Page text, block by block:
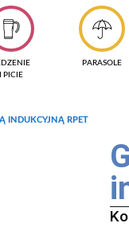
I PICIE
PARASOLE
INDUKCYJNĄ RPET